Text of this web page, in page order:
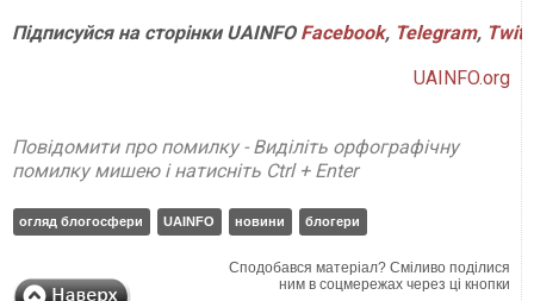
Підписуйся на сторінки UAINFO Facebook, Telegram,
UAINFO.org
Повідомити про помилку - Виділіть орфографічну
помилку мишею і натисніть Ctrl + Enter
огляд блогосфери UAINFO новини блогери
Сподобався матеріал? Сміливо поділися
ним в соцмережах через ці кнопки